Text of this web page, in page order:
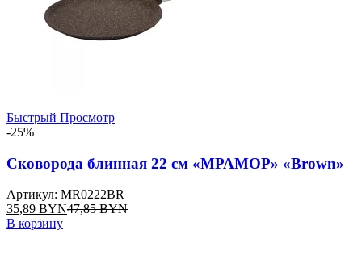
Быстрый Просмотр
-25%
Сковорода блинная 22 см «МРАМОР» «Brown»
Артикул: MR0222BR
35,89 BYN47,85BYN
В корзину